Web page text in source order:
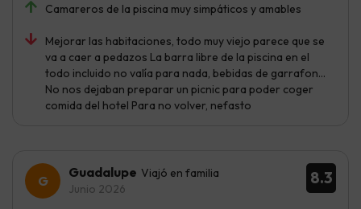
Camareros de la piscina muy simpáticos y amables
Mejorar las habitaciones, todo muy viejo parece que se
va a caer a pedazos La barra libre de la piscina en el
todo incluido no valía para nada, bebidas de garrafon…
No nos dejaban preparar un picnic para poder coger
comida del hotel Para no volver, nefasto
8.3
Guadalupe Viajó en familia
Junio 2026